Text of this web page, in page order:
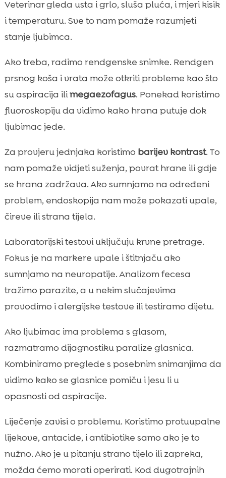
Veterinar gleda usta i grlo, sluša pluća, i mjeri kisik
i temperaturu. Sve to nam pomaže razumjeti
stanje ljubimca.
Ako treba, radimo rendgenske snimke. Rendgen
prsnog koša i vrata može otkriti probleme kao što
su aspiracija ilimegaezofagus. Ponekad koristimo
fluoroskopiju da vidimo kako hrana putuje dok
ljubimac jede.
Za provjeru jednjaka koristimo barijev kontrast. To
nam pomaže vidjeti suženja, povrat hrane ili gdje
se hrana zadržava. Ako sumnjamo na određeni
problem, endoskopija nam može pokazati upale,
čireve ili strana tijela.
Laboratorijski testovi uključuju krvne pretrage.
Fokus je na markere upale i štitnjaču ako
sumnjamo na neuropatije. Analizom fecesa
tražimo parazite, a u nekim slučajevima
provodimo i alergijske testove ili testiramo dijetu.
Ako ljubimac ima problema s glasom,
razmatramo dijagnostiku paralize glasnica.
Kombiniramo preglede s posebnim snimanjima da
vidimo kako se glasnice pomiču i jesu li u
opasnosti od aspiracije.
Liječenje zavisi o problemu. Koristimo protuupalne
lijekove, antacide, i antibiotike samo ako je to
nužno. Ako je u pitanju strano tijelo ili zapreka,
možda ćemo morati operirati. Kod dugotrajnih